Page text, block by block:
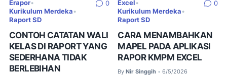
Erapor•
Kurikulum Merdeka •
Raport SD
0
CONTOH CATATAN WALI
KELAS DI RAPORT YANG
SEDERHANA TIDAK
BERLEBIHAN
Excel •
Kurikulum Merdeka •
Raport SD
0
CARA MENAMBAHKAN
MAPEL PADA APLIKASI
RAPOR KMPM EXCEL
By Nir Singgih • 6/5/2026